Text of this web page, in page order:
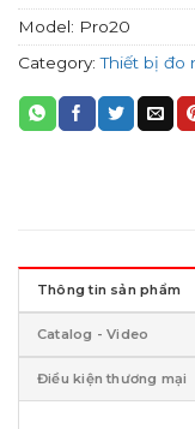
Model: Pro20
Category:Thiết bị đo
Thông tin sản phẩm
Catalog - Video
Điều kiện thương mại